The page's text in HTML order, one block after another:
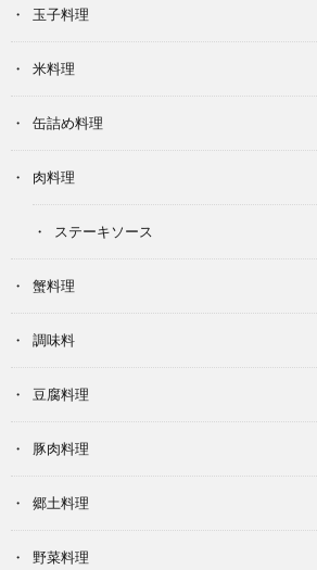
玉子料理
米料理
缶詰め料理
肉料理
ステーキソース
蟹料理
調味料
豆腐料理
豚肉料理
郷土料理
野菜料理